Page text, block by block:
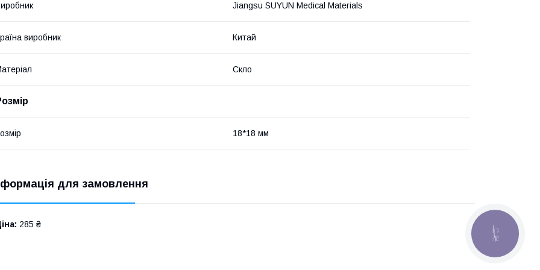
Jiangsu SUYUN Medical Materials
виробник Китай
Скло
18*18 мм
для замовлення
285 ₴
КНОПКА
ЗВ'ЯЗКУ